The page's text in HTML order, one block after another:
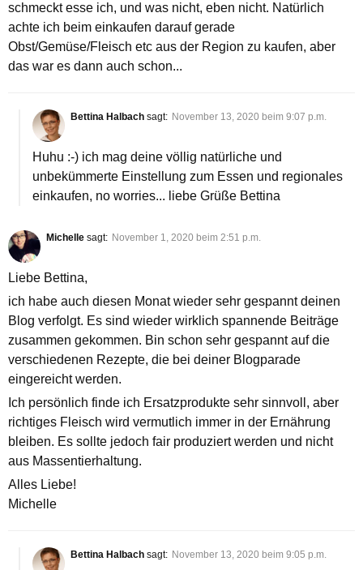
schmeckt esse ich, und was nicht, eben nicht. Natürlich
achte ich beim einkaufen darauf gerade
Obst/Gemüse/Fleisch etc aus der Region zu kaufen, aber
das war es dann auch schon...
Bettina Halbach sagt: November 13, 2020 beim 9:07 p.m.
Huhu :-) ich mag deine völlig natürliche und
unbekümmerte Einstellung zum Essen und regionales
einkaufen, no worries... liebe Grüße Bettina
Michelle sagt: November 1, 2020 beim 2:51 p.m.
Liebe Bettina,
ich habe auch diesen Monat wieder sehr gespannt deinen
Blog verfolgt. Es sind wieder wirklich spannende Beiträge
zusammen gekommen. Bin schon sehr gespannt auf die
verschiedenen Rezepte, die bei deiner Blogparade
eingereicht werden.
Ich persönlich finde ich Ersatzprodukte sehr sinnvoll, aber
richtiges Fleisch wird vermutlich immer in der Ernährung
bleiben. Es sollte jedoch fair produziert werden und nicht
aus Massentierhaltung.
Alles Liebe!
Michelle
Bettina Halbach sagt: November 13, 2020 beim 9:05 p.m.